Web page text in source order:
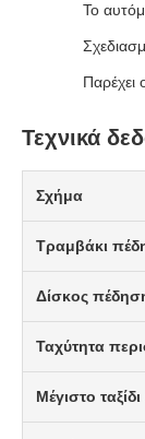
Το
Παρέχει
Τεχνικά
Σχήμα
Τραμβάκι
Δίσκος
Ταχύτητα
Μέγιστο